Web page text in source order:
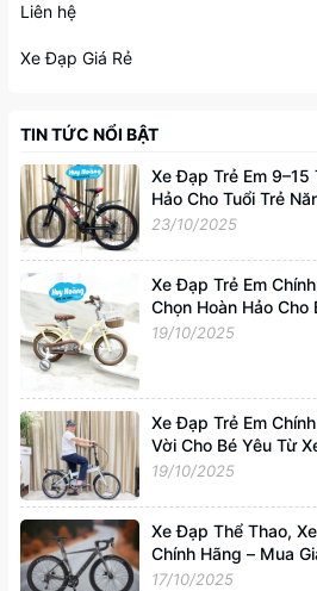
Liên hệ
Xe Đạp Giá Rẻ
TIN TỨC NỔI BẬT
Xe Đạp Trẻ Em 9–15
Hảo Cho Tuổi Trẻ
23/10/2025
Xe Đạp Trẻ Em
Chọn Hoàn Hảo Cho
Xedapvip.com
19/10/2025
Xe Đạp Trẻ Em
Vời Cho Bé Yêu Từ
19/10/2025
Xe Đạp Thể Thao,
Chính Hãng – Mua
Xedapvip.com
17/10/2025